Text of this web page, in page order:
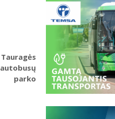
Tauragės
autobusų
parko